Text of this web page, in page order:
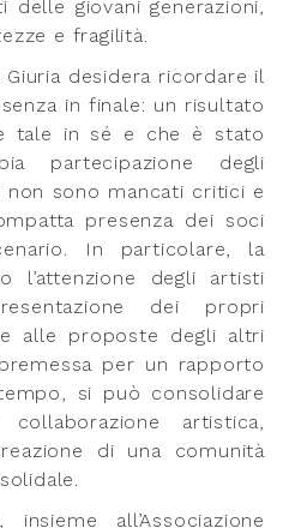
delle giovani generazioni,
e fragilità.
desidera ricordare il
in finale: un risultato
tale in sé e che è stato
partecipazione degli
sono mancati critici e
presenza dei soci
In particolare, la
l’attenzione degli artisti
dei propri
alle proposte degli altri
per un rapporto
si può consolidare
artistica,
di una comunità
all’Associazione